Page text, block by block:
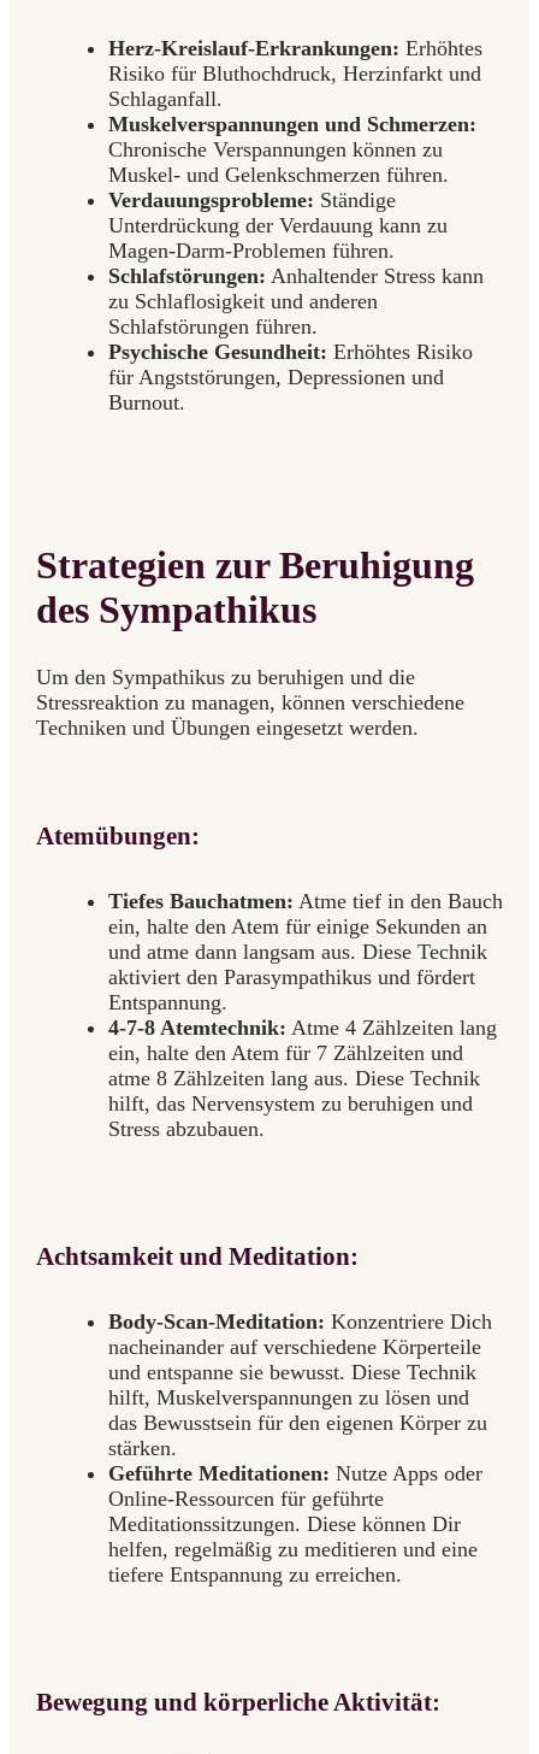
Herz-Kreislauf-Erkrankungen: Erhöhtes
Risiko für Bluthochdruck, Herzinfarkt und
Schlaganfall.
Muskelverspannungen und Schmerzen:
Chronische Verspannungen können zu
Muskel- und Gelenkschmerzen führen.
Verdauungsprobleme: Ständige
Unterdrückung der Verdauung kann zu
Magen-Darm-Problemen führen.
Schlafstörungen: Anhaltender Stress kann
zu Schlaflosigkeit und anderen
Schlafstörungen führen.
Psychische Gesundheit: Erhöhtes Risiko
für Angststörungen, Depressionen und
Burnout.
Strategien zur Beruhigung
des Sympathikus
Um den Sympathikus zu beruhigen und die
Stressreaktion zu managen, können verschiedene
Techniken und Übungen eingesetzt werden.
Atemübungen:
Tiefes Bauchatmen: Atme tief in den Bauch
ein, halte den Atem für einige Sekunden an
und atme dann langsam aus. Diese Technik
aktiviert den Parasympathikus und fördert
Entspannung.
4-7-8 Atemtechnik: Atme 4 Zählzeiten lang
ein, halte den Atem für 7 Zählzeiten und
atme 8 Zählzeiten lang aus. Diese Technik
hilft, das Nervensystem zu beruhigen und
Stress abzubauen.
Achtsamkeit und Meditation:
Body-Scan-Meditation: Konzentriere Dich
nacheinander auf verschiedene Körperteile
und entspanne sie bewusst. Diese Technik
hilft, Muskelverspannungen zu lösen und
das Bewusstsein für den eigenen Körper zu
stärken.
Geführte Meditationen: Nutze Apps oder
Online-Ressourcen für geführte
Meditationssitzungen. Diese können Dir
helfen, regelmäßig zu meditieren und eine
tiefere Entspannung zu erreichen.
Bewegung und körperliche Aktivität: